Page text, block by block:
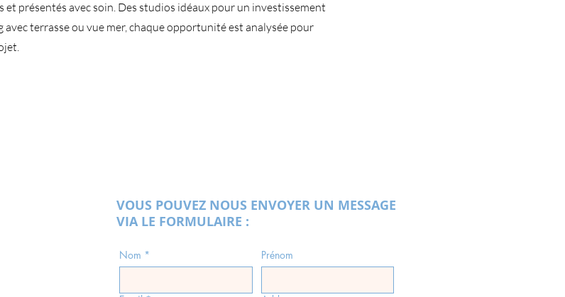
présentés avec soin. Des studios idéaux pour un investissement
terrasse ou vue mer, chaque opportunité est analysée pour
VOUS POUVEZ NOUS ENVOYER UN MESSAGE
VIA LE FORMULAIRE :
Nom * Prénom